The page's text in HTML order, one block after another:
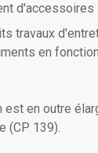
d'accessoires
travaux
en
est en outre
(CP 139).